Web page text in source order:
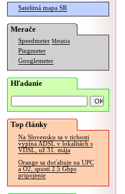
Satelitná mapa SR
Merače
Speedmeter Merania
Pingmeter
Googlemeter
Hľadanie
Top články
Na Slovensku sa v tichosti
vypína ADSL v lokalitách s
VDSL, už 31. mája
Orange sa doťahuje na UPC
a O2, spustí 2.5 Gbps
pripojenie